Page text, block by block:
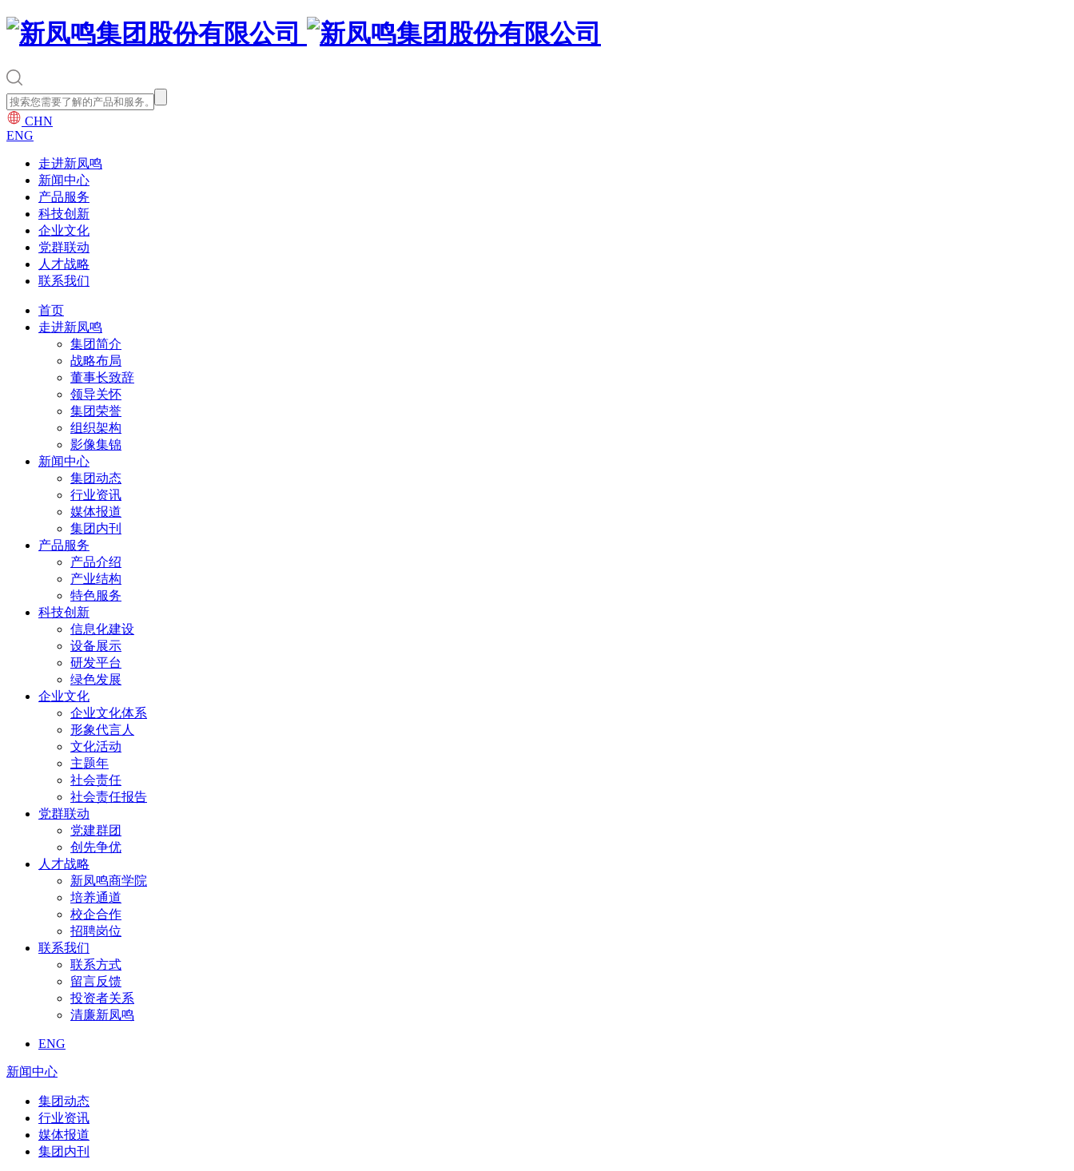
CHN
ENG
走进新凤鸣
新闻中心
产品服务
科技创新
企业文化
党群联动
人才战略
联系我们
首页
走进新凤鸣
集团简介
战略布局
董事长致辞
领导关怀
集团荣誉
组织架构
影像集锦
新闻中心
集团动态
行业资讯
媒体报道
集团内刊
产品服务
产品介绍
产业结构
特色服务
科技创新
信息化建设
设备展示
研发平台
绿色发展
企业文化
企业文化体系
形象代言人
文化活动
主题年
社会责任
社会责任报告
党群联动
党建群团
创先争优
人才战略
新凤鸣商学院
培养通道
校企合作
招聘岗位
联系我们
联系方式
留言反馈
投资者关系
清廉新凤鸣
ENG
新闻中心
集团动态
行业资讯
媒体报道
集团内刊